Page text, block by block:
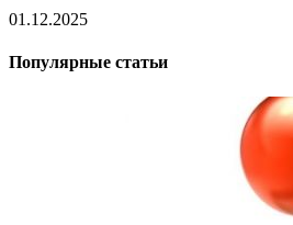
01.12.2025
Популярные статьи